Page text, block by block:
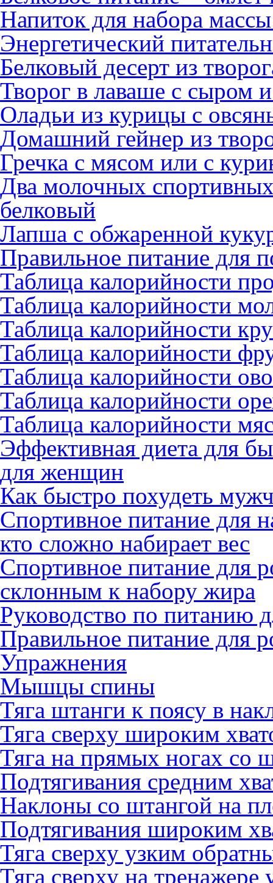
Напиток для набора
Энергетический
Белковый десерт из
Творог в лаваше с сыром
Оладьи из курицы с
Домашний гейнер из
Гречка с мясом или с
Два молочных
белковый
Лапша с обжаренной
Правильное питание для
Таблица калорийности
Таблица калорийности
Таблица калорийности
Таблица калорийности
Таблица калорийности
Таблица калорийности
Таблица калорийности
Эффективная диета для
для женщин
Как быстро похудеть
Спортивное питание для
кто сложно набирает вес
Спортивное питание для
склонным к набору жира
Руководство по питанию
Правильное питание для
Упражнения
Мышцы спины
Тяга штанги к поясу в
Тяга сверху широким
Тяга на прямых ногах со
Подтягивания средним
Наклоны со штангой на
Подтягивания широким
Тяга сверху узким
Тяга сверху на